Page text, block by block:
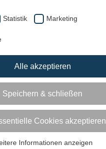
Statistik Marketing
Alle akzeptieren
Speichern & schließen
Cookies akzeptieren
Informationen anzeigen